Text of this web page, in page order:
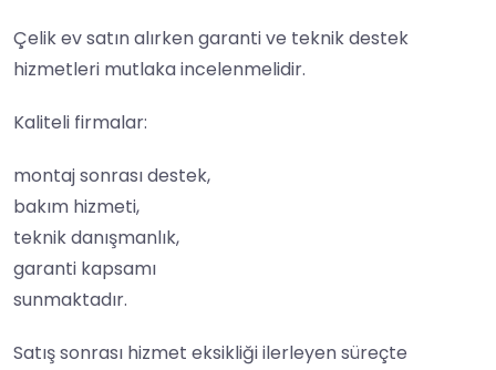
Çelik ev satın alırken garanti ve teknik destek
hizmetleri mutlaka incelenmelidir.
Kaliteli firmalar:
montaj sonrası destek,
bakım hizmeti,
teknik danışmanlık,
garanti kapsamı
sunmaktadır.
Satış sonrası hizmet eksikliği ilerleyen süreçte